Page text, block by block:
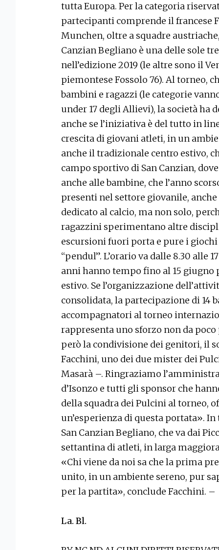
tutta Europa. Per la categoria
partecipanti comprende il francese
Munchen, oltre a squadre
Canzian Begliano è una delle sole
nell’edizione 2019 (le altre sono il
piemontese Fossolo 76). Al torneo,
bambini e ragazzi (le categorie
under 17 degli Allievi), la società ha
anche se l’iniziativa è del tutto in
crescita di giovani atleti, in un
anche il tradizionale centro estivo,
campo sportivo di San Canzian,
anche alle bambine, che l’anno
presenti nel settore giovanile,
dedicato al calcio, ma non solo,
ragazzini sperimentano altre
escursioni fuori porta e pure i
“pendul”. L’orario va dalle 8.30 alle
anni hanno tempo fino al 15
estivo. Se l’organizzazione
consolidata, la partecipazione di 14
accompagnatori al torneo
rappresenta uno sforzo non da
però la condivisione dei genitori, il
Facchini, uno dei due mister dei
Masarà –. Ringraziamo
d’Isonzo e tutti gli sponsor che
della squadra dei Pulcini al torneo,
un’esperienza di questa portata».
San Canzian Begliano, che va dai
settantina di atleti, in larga
«Chi viene da noi sa che la prima
unito, in un ambiente sereno, pur
per la partita», conclude Facchini. –
La. Bl.